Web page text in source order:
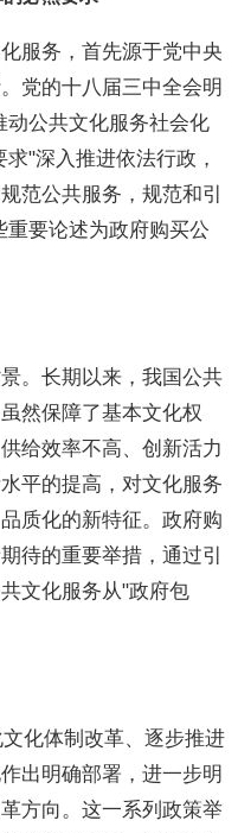
服务，首先源于党中央
党的十八届三中全会明
动公共文化服务社会化
"深入推进依法行政，
范公共服务，规范和引
要论述为政府购买公
。长期以来，我国公共
然保障了基本文化权
给效率不高、创新活力
平的提高，对文化服务
质化的新特征。政府购
待的重要举措，通过引
文化服务从"政府包
化体制改革、逐步推进
出明确部署，进一步明
方向。这一系列政策举